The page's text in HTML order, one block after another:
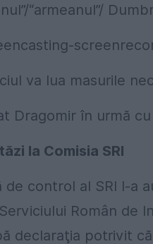
“armeanul”/
va lua masurile
Dragomir în urmă
la Comisia SRI
de control al SRI l-a
Român de
declaraţia potrivit